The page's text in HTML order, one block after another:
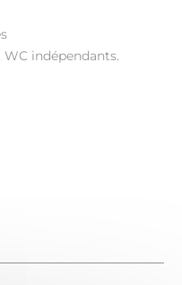
WC indépendants.